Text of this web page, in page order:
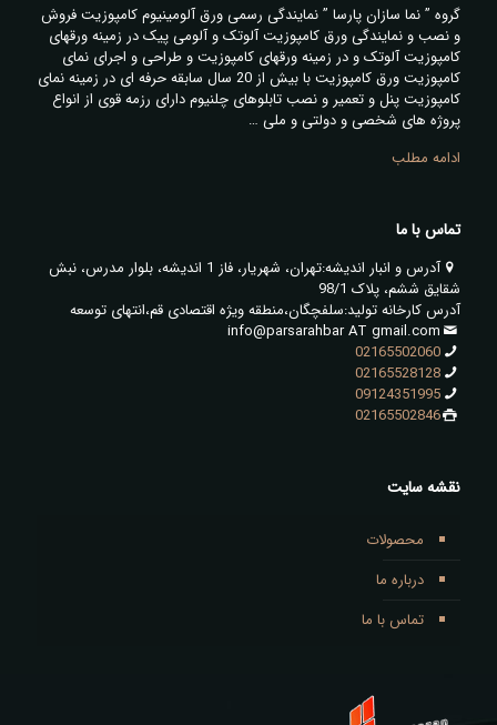
گروه ” نما سازان پارسا ” نمایندگی رسمی ورق آلومینیوم کامپوزیت فروش
و نصب و نمایندگی ورق کامپوزیت آلوتک و آلومی پیک در زمینه ورقهای
کامپوزیت آلوتک و در زمینه ورقهای کامپوزیت و طراحی و اجرای نمای
کامپوزیت ورق کامپوزیت با بیش از 20 سال سابقه حرفه ای در زمینه نمای
کامپوزیت پنل و تعمیر و نصب تابلوهای چلنیوم دارای رزمه قوی از انواع
پروژه های شخصی و دولتی و ملی …
ادامه مطلب
تماس با ما
آدرس و انبار اندیشه:تهران، شهریار، فاز 1 اندیشه، بلوار مدرس، نبش
شقایق ششم، پلاک 98/1
آدرس کارخانه تولید:سلفچگان،منطقه ویژه اقتصادی قم،انتهای توسعه
info@parsarahbar AT gmail.com
02165502060
02165528128
09124351995
02165502846
نقشه سایت
محصولات
درباره ما
تماس با ما